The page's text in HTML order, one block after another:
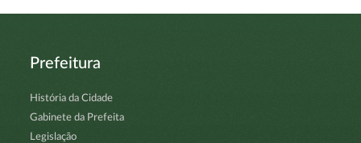
Prefeitura
História da Cidade
Gabinete da Prefeita
Legislação